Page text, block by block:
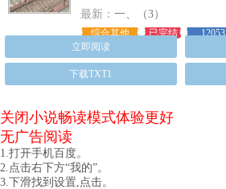
最新： 一、（3）
综合其他 已完结
12053
立即阅读
下载TXT1
关闭小说畅读模式体验更好
无广告阅读
1.打开手机百度。
2.点击右下方“我的”。
3.下滑找到设置,点击。